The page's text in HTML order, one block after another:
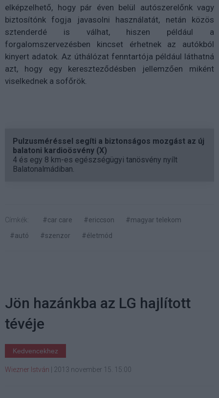
elképzelhető, hogy pár éven belül autószerelőnk vagy
biztosítónk fogja javasolni használatát, netán közös
sztenderdé is válhat, hiszen például a
forgalomszervezésben kincset érhetnek az autókból
kinyert adatok. Az úthálózat fenntartója például láthatná
azt, hogy egy kereszteződésben jellemzően miként
viselkednek a sofőrök.
Pulzusméréssel segíti a biztonságos mozgást az új
balatoni kardioösvény (X)
4 és egy 8 km-es egészségügyi tanösvény nyílt
Balatonalmádiban.
Címkék: #car care #ericcson
#magyar telekom
#autó
#szenzor #életmód
Jön hazánkba az LG hajlított
tévéje
Kedvencekhez
Wiezner István 2013 november 15. 15:00